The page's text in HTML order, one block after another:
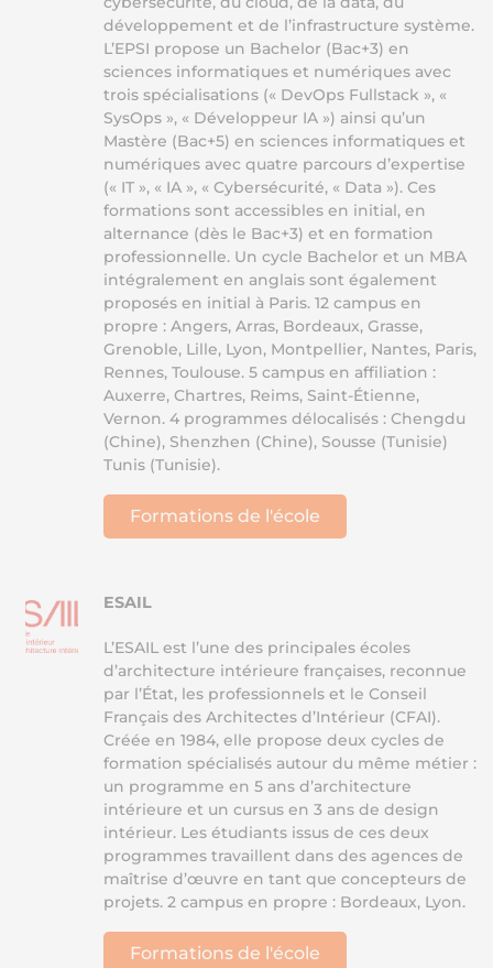
développement et de l’infrastructure système.
L’EPSI propose un Bachelor (Bac+3) en
sciences informatiques et numériques avec
trois spécialisations (« DevOps Fullstack », «
SysOps », « Développeur IA ») ainsi qu’un
Mastère (Bac+5) en sciences informatiques et
numériques avec quatre parcours d’expertise
(« IT », « IA », « Cybersécurité, « Data »). Ces
formations sont accessibles en initial, en
alternance (dès le Bac+3) et en formation
professionnelle. Un cycle Bachelor et un MBA
intégralement en anglais sont également
proposés en initial à Paris. 12 campus en
propre : Angers, Arras, Bordeaux, Grasse,
Grenoble, Lille, Lyon, Montpellier, Nantes, Paris,
Rennes, Toulouse. 5 campus en affiliation :
Auxerre, Chartres, Reims, Saint-Étienne,
Vernon. 4 programmes délocalisés : Chengdu
(Chine), Shenzhen (Chine), Sousse (Tunisie)
Tunis (Tunisie).
Formations de l'école
ESAIL
L’ESAIL est l’une des principales écoles
d’architecture intérieure françaises, reconnue
par l’État, les professionnels et le Conseil
Français des Architectes d’Intérieur (CFAI).
Créée en 1984, elle propose deux cycles de
formation spécialisés autour du même métier :
un programme en 5 ans d’architecture
intérieure et un cursus en 3 ans de design
intérieur. Les étudiants issus de ces deux
programmes travaillent dans des agences de
maîtrise d’œuvre en tant que concepteurs de
projets. 2 campus en propre : Bordeaux, Lyon.
Formations de l'école